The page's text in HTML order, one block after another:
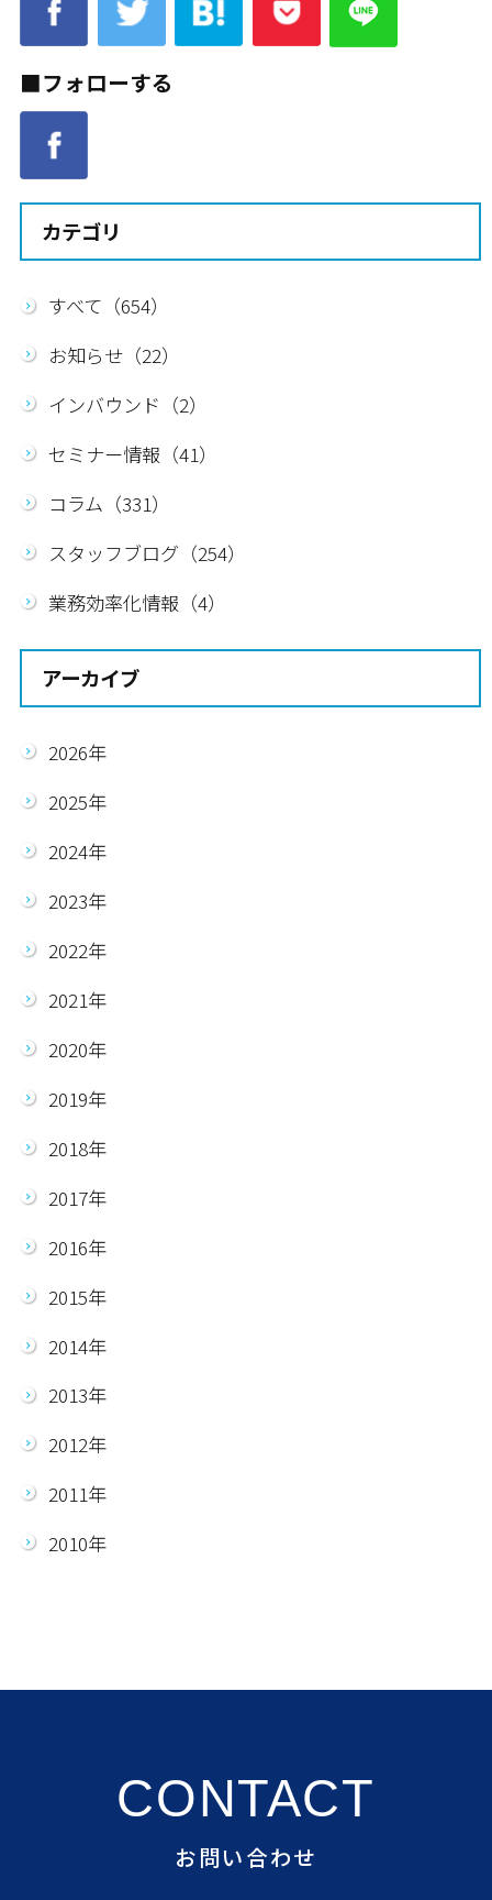
■フォローする
カテゴリ
すべて（654）
お知らせ（22）
インバウンド（2）
セミナー情報（41）
コラム（331）
スタッフブログ（254）
業務効率化情報（4）
アーカイブ
2026年
2025年
2024年
2023年
2022年
2021年
2020年
2019年
2018年
2017年
2016年
2015年
2014年
2013年
2012年
2011年
2010年
CONTACT
お問い合わせ